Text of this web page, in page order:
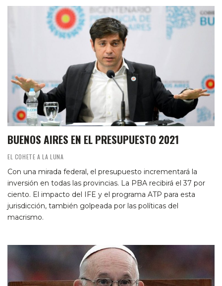
BUENOS AIRES EN EL PRESUPUESTO 2021
EL COHETE A LA LUNA
Con una mirada federal, el presupuesto incrementará la
inversión en todas las provincias. La PBA recibirá el 37 por
ciento. El impacto del IFE y el programa ATP para esta
jurisdicción, también golpeada por las políticas del
macrismo.